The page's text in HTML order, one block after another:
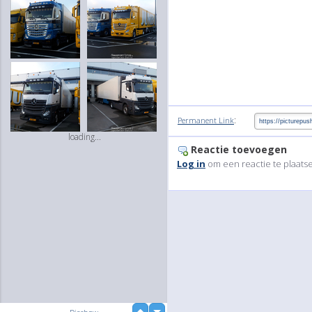
loading...
Permanent Link:
Reactie toevoegen
Log in om een reactie te